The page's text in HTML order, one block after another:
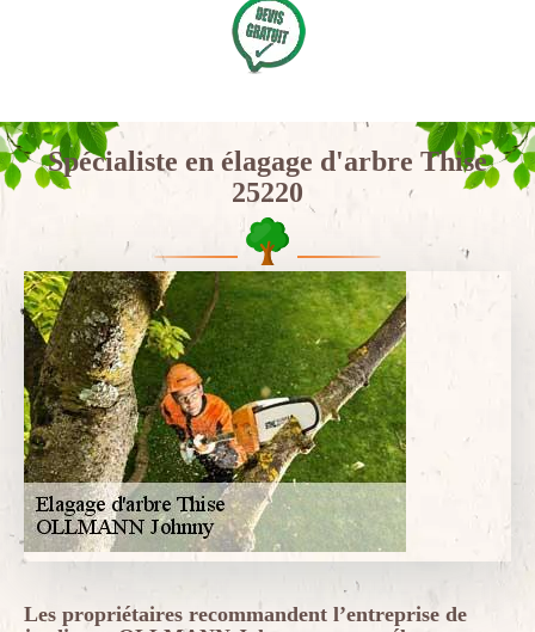
Spécialiste en élagage d'arbre Thise
25220
Les propriétaires recommandent l’entreprise de